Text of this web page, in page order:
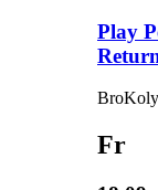
Play
Fr